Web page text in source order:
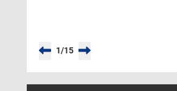
1/15